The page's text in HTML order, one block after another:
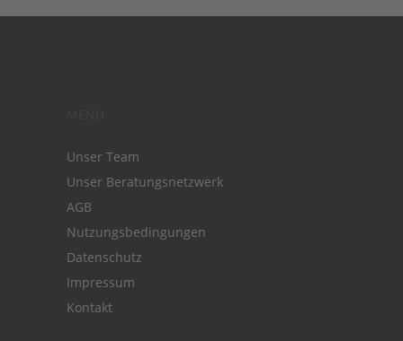
Unser Team
Unser Beratungsnetzwerk
AGB
Nutzungsbedingungen
Datenschutz
Impressum
Kontakt